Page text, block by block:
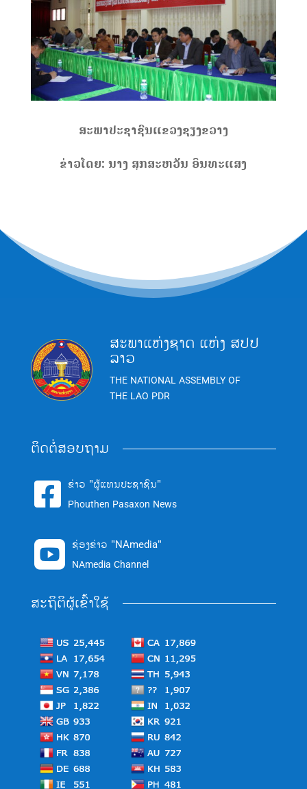
ສະພາ​ປະຊາຊົນ​ແຂວງ​ຊຽງຂວາງ
ຂ່າວ​ໂດຍ: ນາງ ສຸກ​ສະຫວັນ ອິນທະ​ແສງ
ສະພາແຫ່ງຊາດ ແຫ່ງ ສປປ
ລາວ
THE NATIONAL ASSEMBLY OF
THE LAO PDR
ຕິດຕໍ່ສອບຖາມ
 ຂ່າວ "ຜູ້ແທນປະຊາຊົນ"
Phouthen Pasaxon News
 ຊ່ອງຂ່າວ "NAmedia"
NAmedia Channel
ສະຖິຕິຜູ້ເຂົ້າໃຊ້